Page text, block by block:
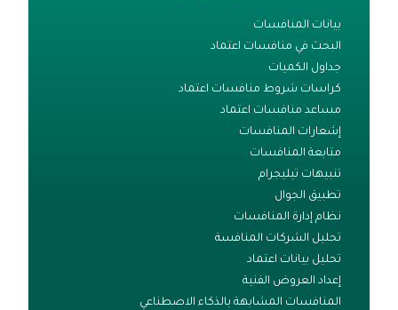
بيانات المنافسات
البحث في منافسات اعتماد
جداول الكميات
كراسات شروط منافسات اعتماد
مساعد منافسات اعتماد
إشعارات المنافسات
متابعة المنافسات
تنبيهات تيليجرام
تطبيق الجوال
نظام إدارة المنافسات
تحليل الشركات المنافسة
تحليل بيانات اعتماد
إعداد العروض الفنية
المنافسات المشابهة بالذكاء الاصطناعي